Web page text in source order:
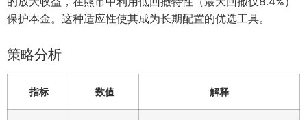
保护本金。这种适应性使其成为长期配置的优选工具。
策略分析
指标 数值 解释